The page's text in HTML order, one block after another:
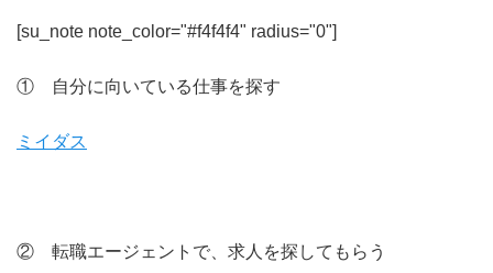
[su_note note_color="#f4f4f4" radius="0"]
① 自分に向いている仕事を探す
ミイダス
② 転職エージェントで、求人を探してもらう